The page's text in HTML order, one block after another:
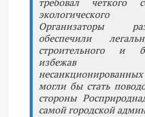
экологического
Организаторы
обеспечили
строительного и
избежав
могли бы стать
стороны
самой городской